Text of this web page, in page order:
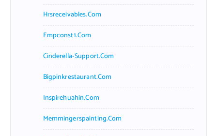
Hrsreceivables.com
Empconst1.com
Cinderella-Support.com
Bigpinkrestaurant.com
Inspirehuahin.com
Memmingerspainting.com